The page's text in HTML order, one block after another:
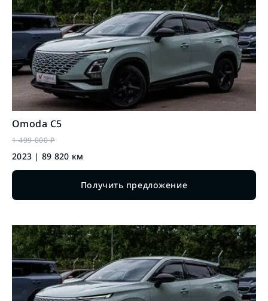
Omoda C5
1 499 000₽
2023 | 89 820 км
Получить предложение